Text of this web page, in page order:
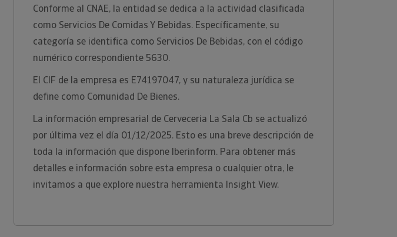
Conforme al CNAE, la entidad se dedica a la actividad clasificada
como Servicios De Comidas Y Bebidas. Específicamente, su
categoría se identifica como Servicios De Bebidas, con el código
numérico correspondiente 5630.
El CIF de la empresa es E74197047, y su naturaleza jurídica se
define como Comunidad De Bienes.
La información empresarial de Cerveceria La Sala Cb se actualizó
por última vez el día 01/12/2025. Esto es una breve descripción de
toda la información que dispone Iberinform. Para obtener más
detalles e información sobre esta empresa o cualquier otra, le
invitamos a que explore nuestra herramienta Insight View.